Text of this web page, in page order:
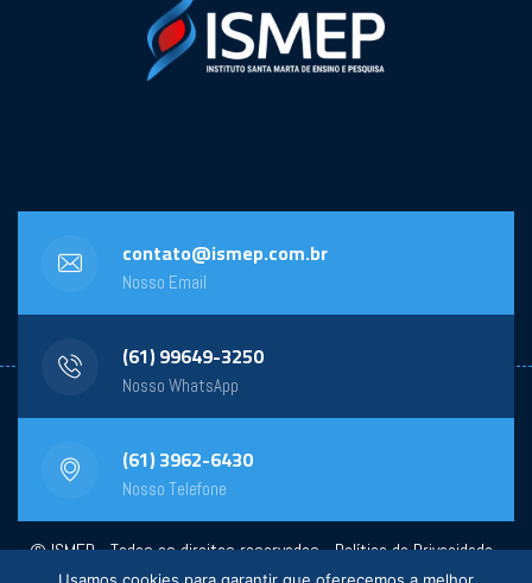
contato@ismep.com.br
Nosso Email
(61) 99649-3250
Nosso WhatsApp
(61) 3962-6430
Nosso Telefone
© ISMEP - Todos os direitos reservados -Política de Privacidade-